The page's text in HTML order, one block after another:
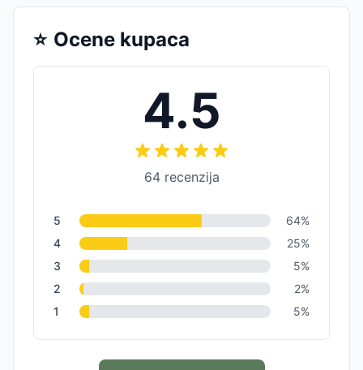
⭐ Ocene kupaca
4.5
64 recenzija
5 64%
4
25%
3
5%
2
2%
1
5%